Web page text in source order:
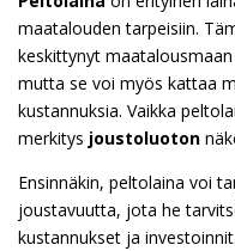
maatalouden tarpeisiin.
keskittynyt
mutta se voi myös kattaa
kustannuksia. Vaikka
merkitys joustoluoton
Ensinnäkin, peltolaina voi
joustavuutta, jota he
kustannukset ja